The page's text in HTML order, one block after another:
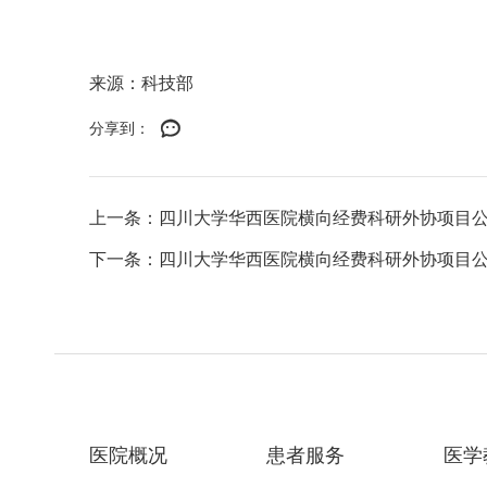
来源：科技部
分享到：
上一条：四川大学华西医院横向经费科研外协项目
下一条：四川大学华西医院横向经费科研外协项目
医院概况 患者服务 医